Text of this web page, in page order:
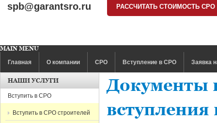
spb@garantsro.ru РАССЧИТАТЬ СТОИМОСТЬ СРО
MAIN MENU
Главная
О компании СРО Вступление в СРО Заявка
Документы
вступления
НАШИ УСЛУГИ
Вступить в СРО
Вступить в СРО строителей